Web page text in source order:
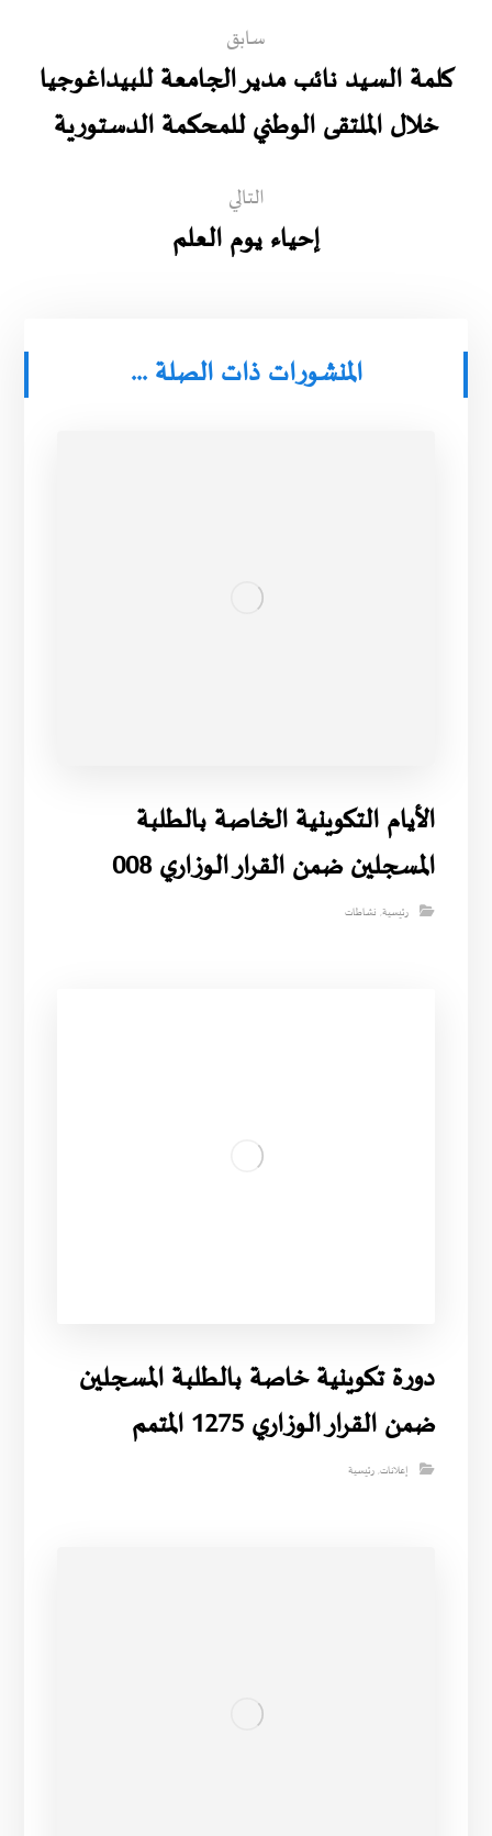
سابق
كلمة السيد نائب مدير الجامعة للبيداغوجيا
خلال الملتقى الوطني للمحكمة الدستورية
التالي
إحياء يوم العلم
المنشورات ذات الصلة ...
الأيام التكوينية الخاصة بالطلبة
المسجلين ضمن القرار الوزاري 008
رئيسية, نشاطات
دورة تكوينية خاصة بالطلبة المسجلين
ضمن القرار الوزاري 1275 المتمم
إعلانات,رئيسية